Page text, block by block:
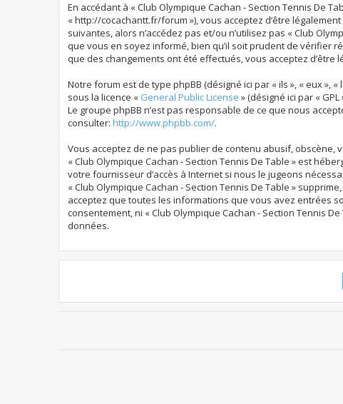
En accédant à « Club Olympique Cachan - Section Tennis De
« http://cocachantt.fr/forum »), vous acceptez d’être
suivantes, alors n’accédez pas et/ou n’utilisez pas « Club
que vous en soyez informé, bien qu’il soit prudent de vérifier
que des changements ont été effectués, vous acceptez
Notre forum est de type phpBB (désigné ici par « ils », « eux »,
sous la licence « General Public License » (désigné ici par «
Le groupe phpBB n’est pas responsable de ce que nous
consulter: http://www.phpbb.com/.
Vous acceptez de ne pas publier de contenu abusif,
« Club Olympique Cachan - Section Tennis De Table » est
votre fournisseur d’accès à Internet si nous le jugeons
« Club Olympique Cachan - Section Tennis De Table »
acceptez que toutes les informations que vous avez entrées
consentement, ni « Club Olympique Cachan - Section Tennis
données.